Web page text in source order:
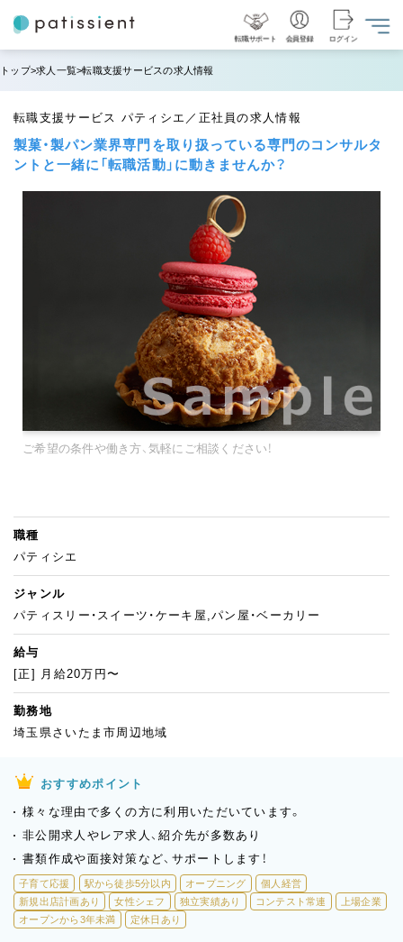
転職サポート 会員登録 ログイン
トップ 求人一覧 転職支援サービスの求人情報
転職支援サービス パティシエ／正社員の求人情報
製菓・製パン業界専門を取り扱っている専門のコンサルタ
ントと一緒に「転職活動」に動きませんか？
ご希望の条件や働き方、気軽にご相談ください！
職種
パティシエ
ジャンル
パティスリー・スイーツ・ケーキ屋,パン屋・ベーカリー
給与
[正] 月給20万円〜
勤務地
埼玉県さいたま市周辺地域
おすすめポイント
様々な理由で多くの方に利用いただいています。
非公開求人やレア求人、紹介先が多数あり
書類作成や面接対策など、サポートします！
子育て応援 駅から徒歩5分以内 オープニング
個人経営
新規出店計画あり
女性シェフ 独立実績あり コンテスト常連
上場企業
オープンから3年未満
定休日あり